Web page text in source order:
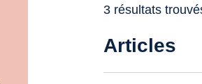
3 résultats
Articles